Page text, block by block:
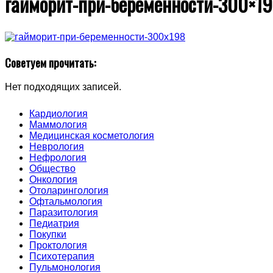
Советуем прочитать:
Нет подходящих записей.
Кардиология
Маммология
Медицинская косметология
Неврология
Нефрология
Общество
Онкология
Отоларингология
Офтальмология
Паразитология
Педиатрия
Покупки
Проктология
Психотерапия
Пульмонология